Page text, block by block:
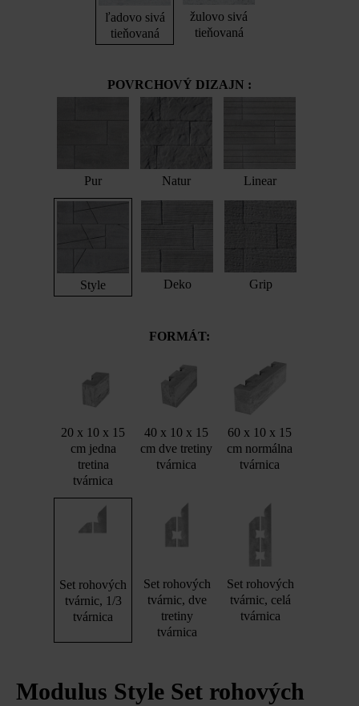
ľadovo sivá
tieňovaná
žulovo sivá
tieňovaná
POVRCHOVÝ DIZAJN :
Pur Natur Linear
Style Deko Grip
FORMÁT:
20 x 10 x 15
cm jedna
tretina
tvárnica
40 x 10 x 15
cm dve tretiny
tvárnica
60 x 10 x 15
cm normálna
tvárnica
Set rohových
tvárnic, 1/3
tvárnica
Set rohových
tvárnic, dve
tretiny
tvárnica
Set rohových
tvárnic, celá
tvárnica
Modulus Style Set rohových